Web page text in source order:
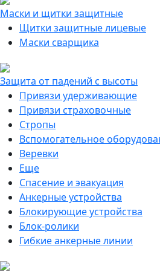
Маски и щитки защитные
Щитки защитные лицевые
Маски сварщика
Защита от падений с высоты
Привязи удерживающие
Привязи страховочные
Стропы
Вспомогательное
Веревки
Еще
Спасение и эвакуация
Анкерные устройства
Блокирующие устройства
Блок-ролики
Гибкие анкерные линии